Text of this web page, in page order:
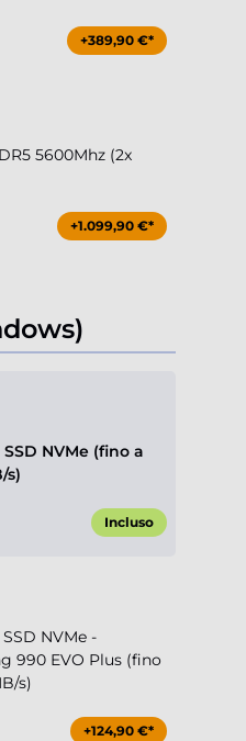
+389,90 €*
5600Mhz (2x
+1.099,90 €*
NVMe (fino a
s)
Incluso
NVMe -
990 EVO Plus (fino
s)
+124,90 €*